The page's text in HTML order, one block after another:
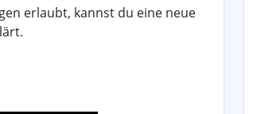
erlaubt, kannst du eine neue